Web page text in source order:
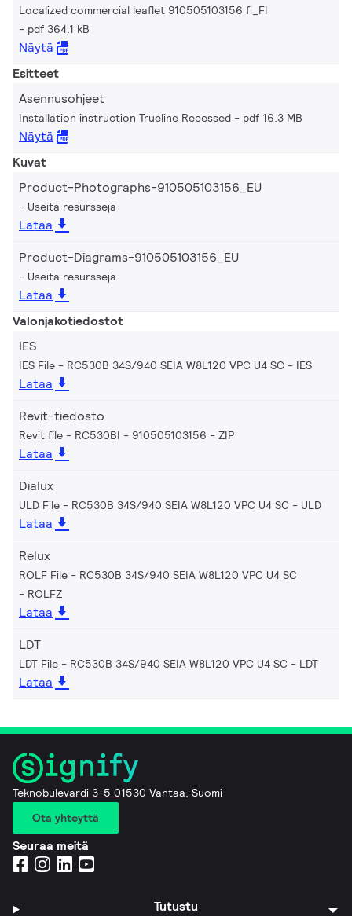
Localized commercial leaflet 910505103156 fi_FI
pdf 364.1 kB
Näytä
Esitteet
Asennusohjeet
Installation instruction Trueline Recessed pdf 16.3 MB
Näytä
Kuvat
Product-Photographs-910505103156_EU
Useita resursseja
Lataa
Product-Diagrams-910505103156_EU
Useita resursseja
Lataa
Valonjakotiedostot
IES
IES File - RC530B 34S/940 SEIA W8L120 VPC U4 SC IES
Lataa
Revit-tiedosto
Revit file - RC530BI - 910505103156 ZIP
Lataa
Dialux
ULD File - RC530B 34S/940 SEIA W8L120 VPC U4 SC ULD
Lataa
Relux
ROLF File - RC530B 34S/940 SEIA W8L120 VPC U4 SC
ROLFZ
Lataa
LDT
LDT File - RC530B 34S/940 SEIA W8L120 VPC U4 SC LDT
Lataa
Teknobulevardi 3-5 01530 Vantaa, Suomi
Ota yhteyttä
Seuraa meitä
Tutustu